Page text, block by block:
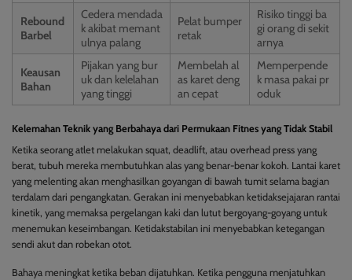
Rebound
Barbel
Cedera mendada
k akibat memant
ulnya palang
Pelat bumper
retak
Risiko tinggi ba
gi orang di sekit
arnya
Keausan
Bahan
Pijakan yang bur
uk dan kelelahan
yang tinggi
Membelah al
as karet deng
an cepat
Memperpende
k masa pakai pr
oduk
Kelemahan Teknik yang Berbahaya dari Permukaan Fitnes yang Tidak Stabil
Ketika seorang atlet melakukan squat, deadlift, atau overhead press yang
berat, tubuh mereka membutuhkan alas yang benar-benar kokoh. Lantai karet
yang melenting akan menghasilkan goyangan di bawah tumit selama bagian
terdalam dari pengangkatan. Gerakan ini menyebabkan ketidaksejajaran rantai
kinetik, yang memaksa pergelangan kaki dan lutut bergoyang-goyang untuk
menemukan keseimbangan. Ketidakstabilan ini menyebabkan ketegangan
sendi akut dan robekan otot.
Bahaya meningkat ketika beban dijatuhkan. Ketika pengguna menjatuhkan